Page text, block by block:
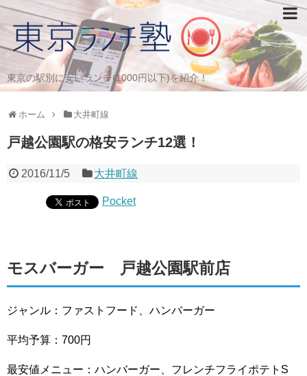
東京の駅別に安いランチ(1000円以下)を紹介！
ホーム 大井町線
戸越公園駅の格安ランチ12選！
2016/11/5 大井町線
Pocket
モスバーガー 戸越公園駅前店
ジャンル：ファストフード、ハンバーガー
平均予算：700円
最安値メニュー：ハンバーガー、フレンチフライポテトS